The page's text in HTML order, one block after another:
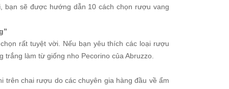
bạn sẽ được hướng dẫn 10 cách chọn rượu vang
rất tuyệt vời. Nếu bạn yêu thích các loại rượu
làm từ giống nho Pecorino của Abruzzo.
chai rượu do các chuyên gia hàng đầu về ẩm